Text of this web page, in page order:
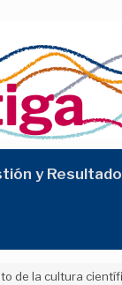
y
de la cultura